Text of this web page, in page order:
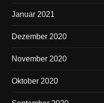
Januar 2021
Dezember 2020
November 2020
Oktober 2020